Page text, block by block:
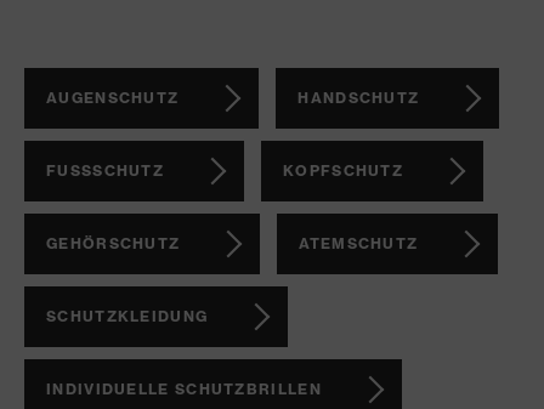
AUGENSCHUTZ HANDSCHUTZ
FUSSSCHUTZ KOPFSCHUTZ
GEHÖRSCHUTZ ATEMSCHUTZ
SCHUTZKLEIDUNG
INDIVIDUELLE SCHUTZBRILLEN